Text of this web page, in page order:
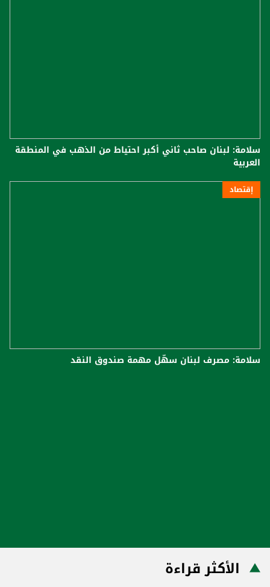
سلامة: لبنان صاحب ثاني أكبر احتياط من الذهب في المنطقة
العربية
إقتصاد
سلامة: مصرف لبنان سهّل مهمة صندوق النقد
الأكثر قراءة